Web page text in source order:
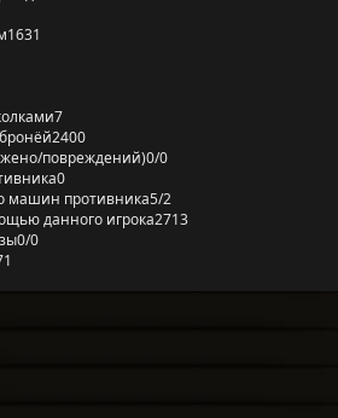
1631
7
2400
повреждений)0/0
0
машин противника5/2
данного игрока2713
0/0